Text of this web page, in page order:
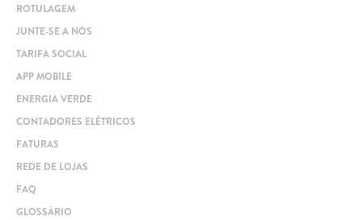
ROTULAGEM
JUNTE-SE A NÓS
TARIFA SOCIAL
APP MOBILE
ENERGIA VERDE
CONTADORES ELÉTRICOS
FATURAS
REDE DE LOJAS
FAQ
GLOSSÁRIO